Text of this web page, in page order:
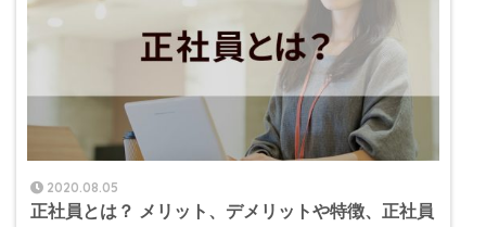
2020.08.05
正社員とは？ メリット、デメリットや特徴、正社員